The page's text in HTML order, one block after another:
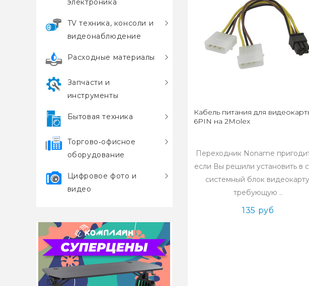
электроника
TV техника, консоли и
видеонаблюдение
Расходные материалы
Запчасти и
инструменты
Бытовая техника
Торгово‑офисное
оборудование
Цифровое фото и
видео
Кабель питания для
6PIN на 2Molex
Переходник Noname
если Вы решили установить в
системный блок
требующую ..
135 руб